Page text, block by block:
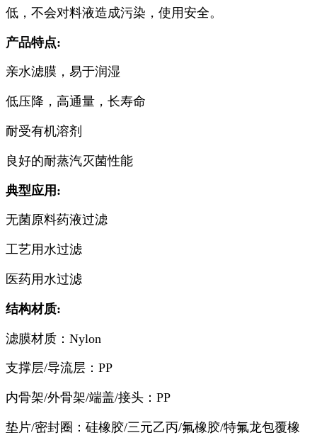
低，不会对料液造成污染，使用安全。
产品特点:
亲水滤膜，易于润湿
低压降，高通量，长寿命
耐受有机溶剂
良好的耐蒸汽灭菌性能
典型应用:
无菌原料药液过滤
工艺用水过滤
医药用水过滤
结构材质:
滤膜材质：Nylon
支撑层/导流层：PP
内骨架/外骨架/端盖/接头：PP
垫片/密封圈：硅橡胶/三元乙丙/氟橡胶/特氟龙包覆橡